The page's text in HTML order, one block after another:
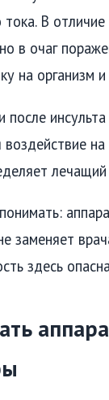
тока. В
в очаг
на
после
воздействие
заменяет
здесь